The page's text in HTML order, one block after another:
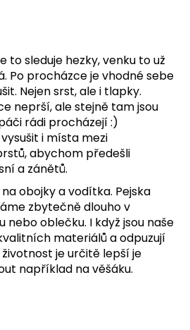
to sleduje hezky, venku to už
Po procházce je vhodné sebe
Nejen srst, ale i tlapky.
neprší, ale stejně tam jsou
rádi procházejí :)
i místa mezi
abychom předešli
a zánětů.
obojky a vodítka. Pejska
zbytečně dlouho v
oblečku. I když jsou naše
materiálů a odpuzují
je určitě lepší je
například na věšáku.